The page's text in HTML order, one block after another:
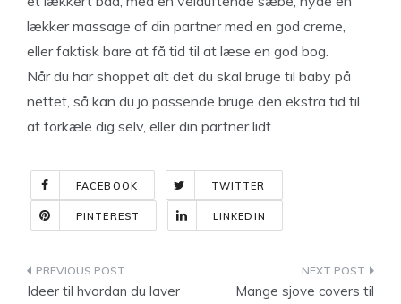
lækker massage af din partner med en god creme,
eller faktisk bare at få tid til at læse en god bog.
Når du har shoppet alt det du skal bruge til baby på
nettet, så kan du jo passende bruge den ekstra tid til
at forkæle dig selv, eller din partner lidt.
FACEBOOK TWITTER
PINTEREST LINKEDIN
Indlægsnavigation
Ideer til hvordan du laver
Mange sjove covers til